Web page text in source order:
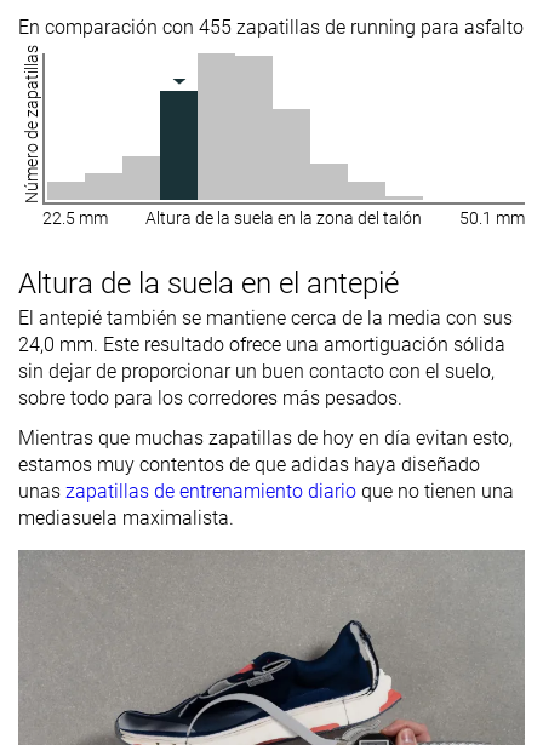
En comparación con 455 zapatillas de running para asfalto
Número de zapatillas
22.5 mm Altura de la suela en la zona del talón 50.1 mm
Altura de la suela en el antepié
El antepié también se mantiene cerca de la media con sus
24,0 mm. Este resultado ofrece una amortiguación sólida
sin dejar de proporcionar un buen contacto con el suelo,
sobre todo para los corredores más pesados.
Mientras que muchas zapatillas de hoy en día evitan esto,
estamos muy contentos de que adidas haya diseñado
unas zapatillas de entrenamiento diario que no tienen una
mediasuela maximalista.